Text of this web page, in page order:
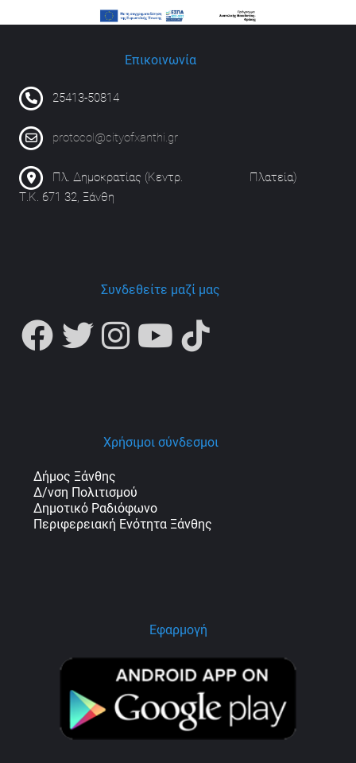
Επικοινωνία
25413-50814
protocol@cityofxanthi.gr
Πλ. Δημοκρατίας (Κεντρ. Πλατεία)
Τ.Κ. 671 32, Ξάνθη
Συνδεθείτε μαζί μας
Χρήσιμοι σύνδεσμοι
Δήμος Ξάνθης
Δ/νση Πολιτισμού
Δημοτικό Ραδιόφωνο
Περιφερειακή Ενότητα Ξάνθης
Εφαρμογή